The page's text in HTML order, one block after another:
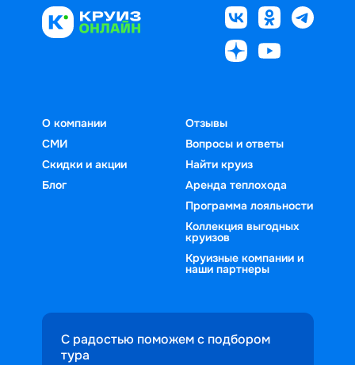
О компании
СМИ
Скидки и акции
Блог
Отзывы
Вопросы и ответы
Найти круиз
Аренда теплохода
Программа лояльности
Коллекция выгодных
круизов
Круизные компании и
наши партнеры
С радостью поможем с подбором
тура